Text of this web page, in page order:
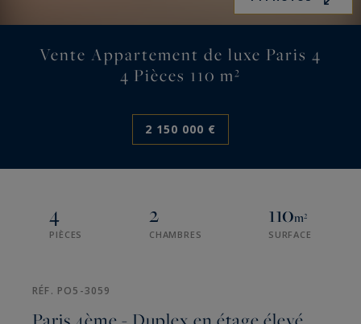
Vente Appartement de luxe Paris 4
4 Pièces 110 m²
2 150 000 €
4
PIÈCES
2
CHAMBRES
110m²
SURFACE
RÉF. PO5-3059